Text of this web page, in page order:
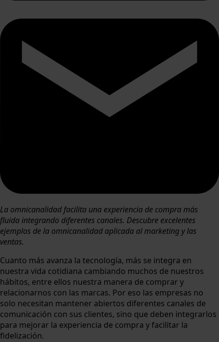
La omnicanalidad facilita una experiencia de compra más
fluida integrando diferentes canales. Descubre excelentes
ejemplos de la omnicanalidad aplicada al marketing y las
ventas.
Cuanto más avanza la tecnología, más se integra en
nuestra vida cotidiana cambiando muchos de nuestros
hábitos, entre ellos nuestra manera de comprar y
relacionarnos con las marcas. Por eso las empresas no
solo necesitan mantener abiertos diferentes canales de
comunicación con sus clientes, sino que deben integrarlos
para mejorar la experiencia de compra y facilitar la
fidelización.